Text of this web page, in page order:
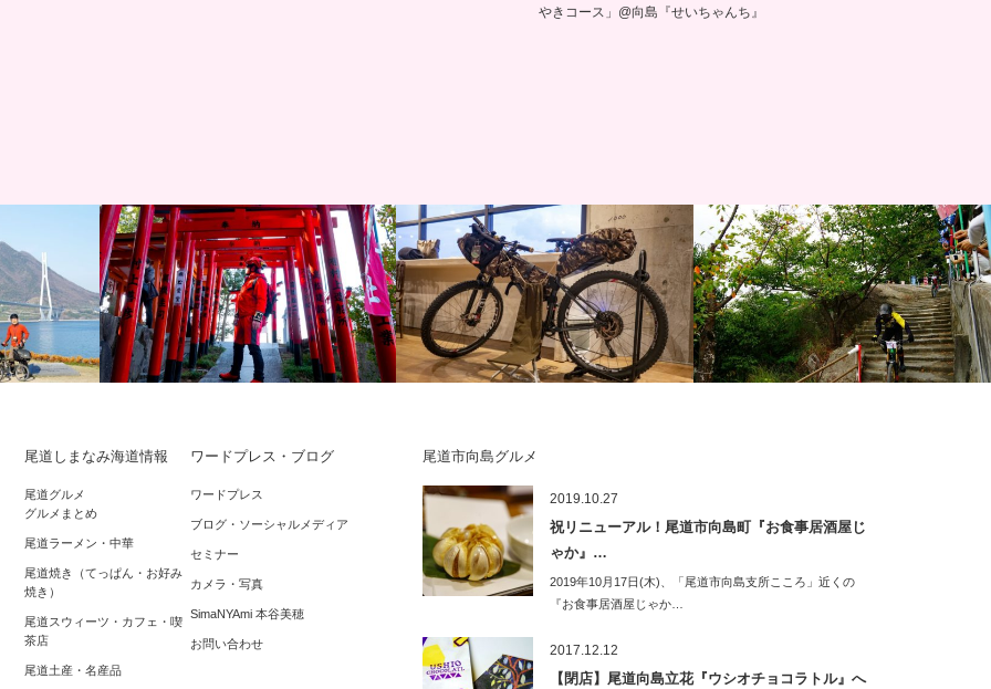
やきコース」@向島『せいちゃんち』
しまなみ海
ド同行＆バ
2020年初詣＆初ライド約40km☆尾道因
島、自転車の神様『大山神社』＆初カレ
ー…
中国経済産業局「広域ラグジュアリーツ
ーリズム開発に向けたネットワーク構築
会～Cy…
マウンテンバイクダウンヒ…
尾道市向島グルメ
2019.10.27
祝リニューアル！尾道市向島町『お食事居酒屋じ
ゃか』…
2019年10月17日(木)、「尾道市向島支所こころ」近くの
『お食事居酒屋じゃか…
2017.12.12
【閉店】尾道向島立花『ウシオチョコラトル』へ
尾道しまなみ海道情報
尾道グルメ
グルメまとめ
尾道ラーメン・中華
尾道焼き（てっぱん・お好み
焼き）
尾道スウィーツ・カフェ・喫
茶店
尾道土産・名産品
ワードプレス・ブログ
ワードプレス
ブログ・ソーシャルメディア
セミナー
カメラ・写真
SimaNYAmi 本谷美穂
お問い合わせ